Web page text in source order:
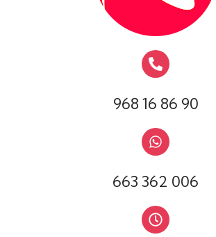
968 16 86 90
663 362 006